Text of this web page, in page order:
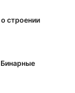
строении
Бинарные